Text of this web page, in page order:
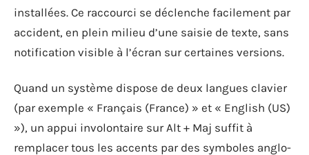
installées. Ce raccourci se déclenche facilement par
accident, en plein milieu d’une saisie de texte, sans
notification visible à l’écran sur certaines versions.
Quand un système dispose de deux langues clavier
(par exemple « Français (France) » et « English (US)
»), un appui involontaire sur Alt + Maj suffit à
remplacer tous les accents par des symboles anglo-